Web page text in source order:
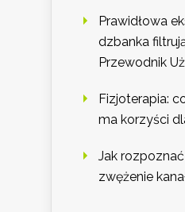
Prawidłowa
dzbanka
Przewodnik
Fizjoterapia:
ma korzyści
Jak
zwężenie